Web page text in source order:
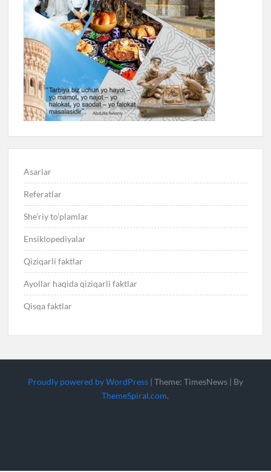
Asarlar
Referatlar
She’riy to’plamlar
Ensiklopediyalar
Qiziqarli faktlar
Ayollar haqida qiziqarli faktlar
Qisqa faktlar
Proudly powered by WordPress | Theme: TimesNews | By
ThemeSpiral.com.